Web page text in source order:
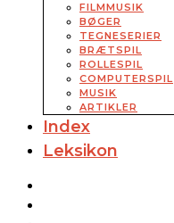
FILMMUSIK
BØGER
TEGNESERIER
BRÆTSPIL
ROLLESPIL
COMPUTERSPIL
MUSIK
ARTIKLER
Index
Leksikon